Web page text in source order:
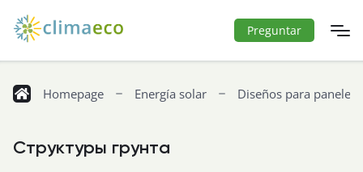
Preguntar
Homepage Energía solar Diseños para paneles
Структуры грунта